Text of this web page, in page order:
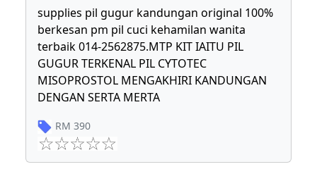
supplies pil gugur kandungan original 100%
berkesan pm pil cuci kehamilan wanita
terbaik 014-2562875.MTP KIT IAITU PIL
GUGUR TERKENAL PIL CYTOTEC
MISOPROSTOL MENGAKHIRI KANDUNGAN
DENGAN SERTA MERTA
RM 390